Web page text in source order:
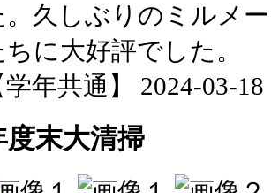
。久しぶりのミルメ
ちに大好評でした。
学年共通】 2024-03-
度末大清掃